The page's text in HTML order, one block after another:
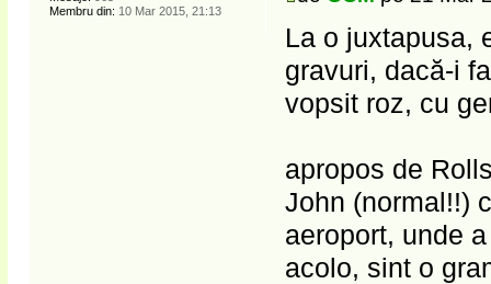
La o juxtapusa,
gravuri, dacă-i
vopsit roz, cu
apropos de
John (normal!!)
aeroport, unde
acolo, sint o
Membru din: 10 Mar 2015, 21:13